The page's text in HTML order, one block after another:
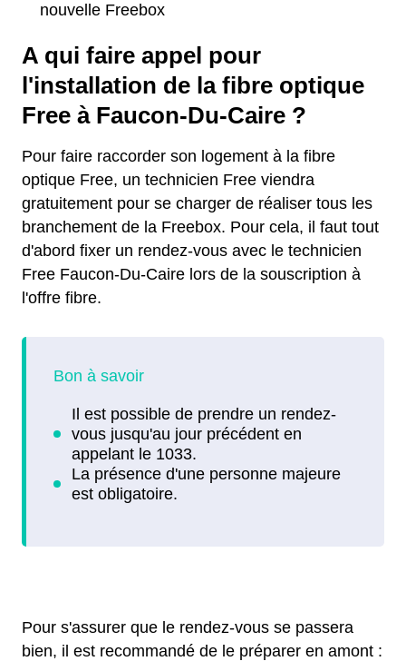
nouvelle Freebox
A qui faire appel pour
l'installation de la fibre optique
Free à Faucon-Du-Caire ?
Pour faire raccorder son logement à la fibre
optique Free, un technicien Free viendra
gratuitement pour se charger de réaliser tous les
branchement de la Freebox. Pour cela, il faut tout
d'abord fixer un rendez-vous avec le technicien
Free Faucon-Du-Caire lors de la souscription à
l'offre fibre.
Pour s'assurer que le rendez-vous se passera
bien, il est recommandé de le préparer en amont :